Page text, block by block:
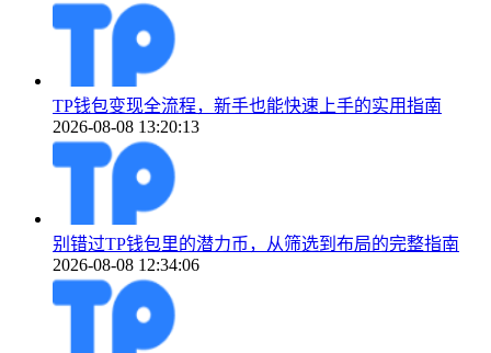
TP钱包变现全流程，新手也能快速上手的实用指南
2026-08-08 13:20:13
别错过TP钱包里的潜力币，从筛选到布局的完整指南
2026-08-08 12:34:06